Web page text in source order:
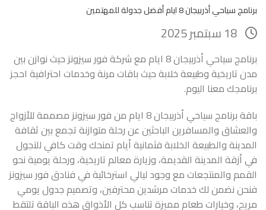
برنامج سياحي أذربيجان 8 ايام أفضل جدولة للمهتمين
برنامج سياحي أذربيجان 8 ايام مع شركة فور سيزونز حيث نوازن بين
مدن تاريخية وطبيعة خلابة حيث باقات مرنة وخدمات احترافية احجز
برنامجك معنا اليوم.
باقة برنامج سياحي أذربيجان 8 ايام من فور سيزونز مصممة للأزواج
والعشاق والمسافرين الباحثين عن رحلة متوازنة تجمع بين ثقافة
المدينة والطبيعة الخلابة فثمانية أيام تمنحك وقت كافي للتجول
في أزقة المدينة القديمة، وزيارة معالم تاريخية، ورحلة يومية نحو
القمم والمنتجعات مع وجود ليالي استرخائية في فنادق فور سيزونز
فنحن نضمن لك خدمات مرشدين محترفين، وتصميم جدول يومي
مريح، وخيارات طعام مميزة تناسب كل الأذواق هذه الباقة تلتقط